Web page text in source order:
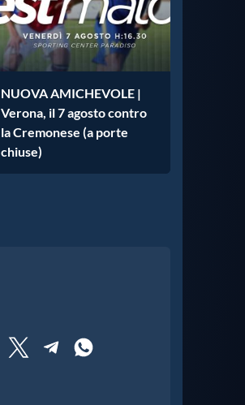
NUOVA AMICHEVOLE |
Verona, il 7 agosto contro
la Cremonese (a porte
chiuse)